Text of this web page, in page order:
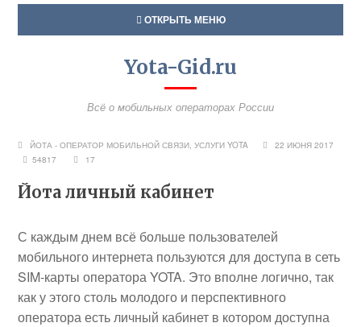
ОТКРЫТЬ МЕНЮ
Yota-Gid.ru
Всё о мобильных операторах России
ЙОТА - ОПЕРАТОР МОБИЛЬНОЙ СВЯЗИ,УСЛУГИ YOTA
22 ИЮНЯ 2017
54817
17
Йота личный кабинет
С каждым днем всё больше пользователей
мобильного интернета пользуются для доступа в сеть
SIM-карты оператора YOTA. Это вполне логично, так
как у этого столь молодого и перспективного
оператора есть личный кабинет в котором доступна